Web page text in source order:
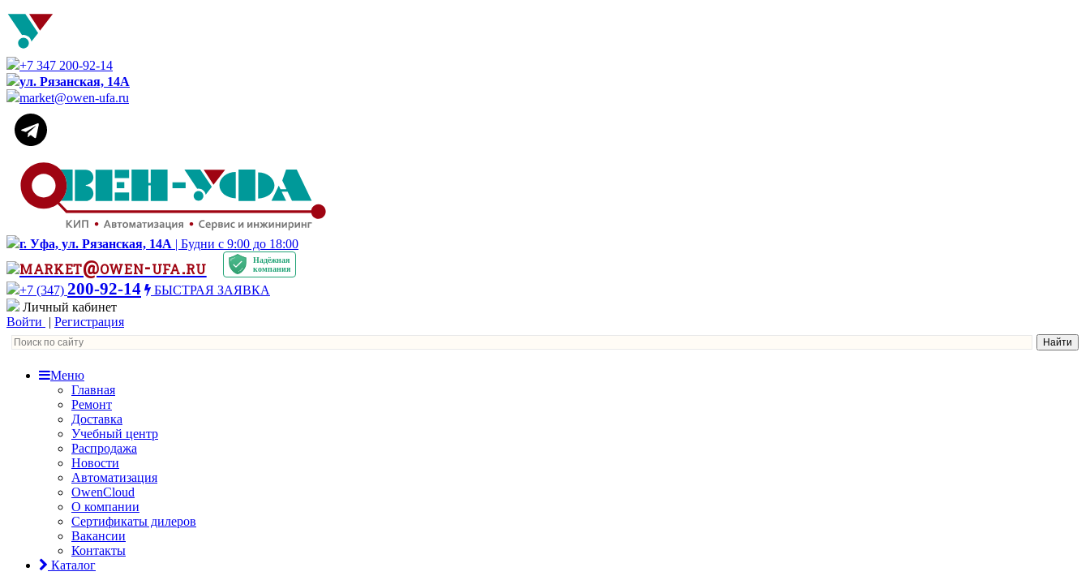
+7 347 200-92-14
ул. Рязанская, 14А
market@owen-ufa.ru
г. Уфа, ул. Рязанская, 14А | Будни с 9:00 до 18:00
market@owen-ufa.ru
Надёжная
компания
+7 (347) 200-92-14
БЫСТРАЯ ЗАЯВКА
Личный кабинет
Войти | Регистрация
Меню
Главная
Ремонт
Доставка
Учебный центр
Распродажа
Новости
Автоматизация
OwenCloud
О компании
Сертификаты дилеров
Вакансии
Контакты
Каталог